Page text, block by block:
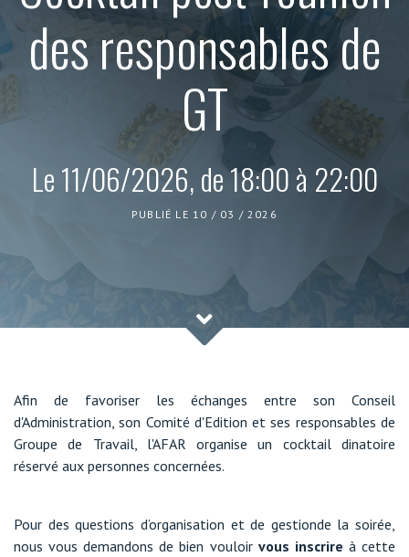
des responsables de
GT
Le 11/06/2026, de 18:00 à 22:00
PUBLIÉ LE 10 / 03 / 2026
Afin de favoriser les échanges entre son Conseil
d'Administration, son Comité d'Edition et ses responsables de
Groupe de Travail, l'AFAR organise un cocktail dinatoire
réservé aux personnes concernées.
Pour des questions d’organisation et de gestionde la soirée,
nous vous demandons de bien vouloir vous inscrire à cette